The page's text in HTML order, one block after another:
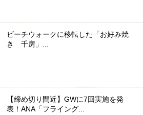
ビーチウォークに移転した「お好み焼
き 千房」...
【締め切り間近】GWに7回実施を発
表！ANA「フライング...